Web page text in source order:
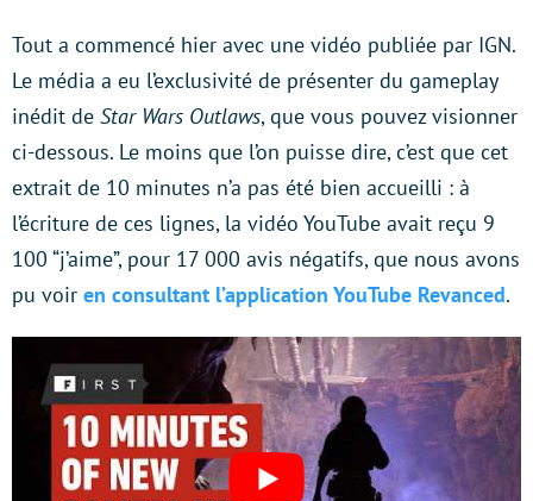
Tout a commencé hier avec une vidéo publiée par IGN.
Le média a eu l’exclusivité de présenter du gameplay
inédit de Star Wars Outlaws, que vous pouvez visionner
ci-dessous. Le moins que l’on puisse dire, c’est que cet
extrait de 10 minutes n’a pas été bien accueilli : à
l’écriture de ces lignes, la vidéo YouTube avait reçu 9
100 “j’aime”, pour 17 000 avis négatifs, que nous avons
pu voir en consultant l’application YouTube Revanced.